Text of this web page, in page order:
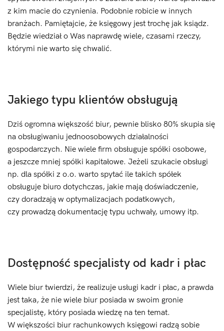
z kim macie do czynienia. Podobnie robicie w innych
branżach. Pamiętajcie, że księgowy jest trochę jak ksiądz.
Będzie wiedział o Was naprawdę wiele, czasami rzeczy,
którymi nie warto się chwalić.
Jakiego typu klientów obsługują
Dziś ogromna większość biur, pewnie blisko 80% skupia się
na obsługiwaniu jednoosobowych działalności
gospodarczych. Nie wiele firm obsługuje spółki osobowe,
a jeszcze mniej spółki kapitałowe. Jeżeli szukacie obsługi
np. dla spółki z o.o. warto spytać ile takich spółek
obsługuje biuro dotychczas, jakie mają doświadczenie,
czy doradzają w optymalizacjach podatkowych,
czy prowadzą dokumentację typu uchwały, umowy itp.
Dostępność specjalisty od kadr i płac
Wiele biur twierdzi, że realizuje usługi kadr i płac, a prawda
jest taka, że nie wiele biur posiada w swoim gronie
specjalistę, który posiada wiedzę na ten temat.
W większości biur rachunkowych księgowi radzą sobie